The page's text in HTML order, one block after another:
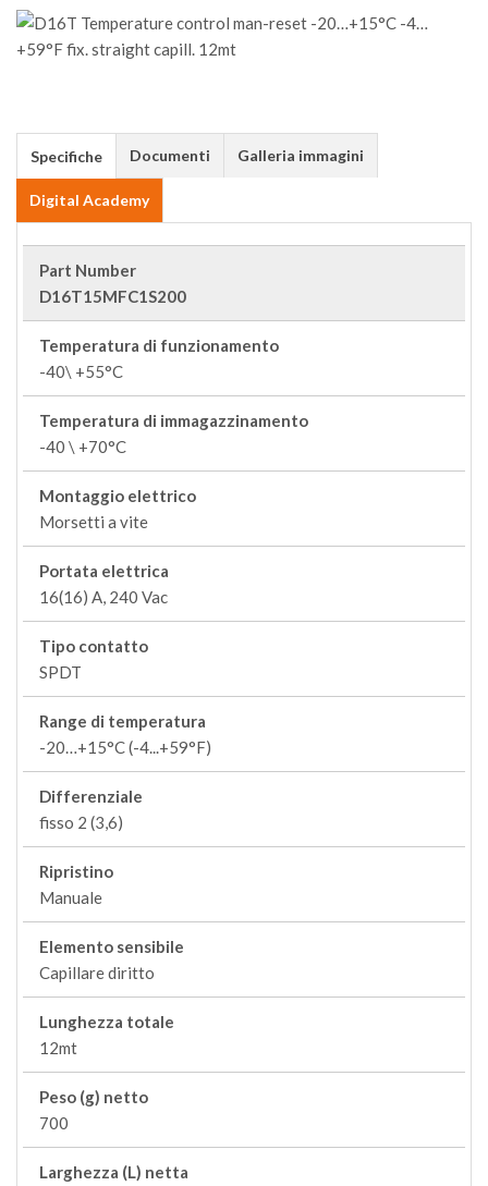
Specifiche Documenti Galleria immagini
Digital Academy
Part Number
D16T15MFC1S200
Temperatura di funzionamento
-40\ +55°C
Temperatura di immagazzinamento
-40 \ +70°C
Montaggio elettrico
Morsetti a vite
Portata elettrica
16(16) A, 240 Vac
Tipo contatto
SPDT
Range di temperatura
-20…+15°C (-4...+59°F)
Differenziale
fisso 2 (3,6)
Ripristino
Manuale
Elemento sensibile
Capillare diritto
Lunghezza totale
12mt
Peso (g) netto
700
Larghezza (L) netta